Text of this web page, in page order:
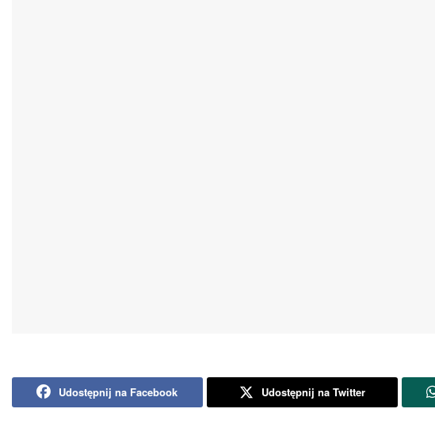
Udostępnij na Facebook Udostępnij na Twitter